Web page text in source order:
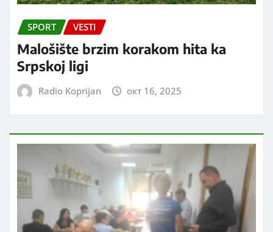
SPORT VESTI
Malošište brzim korakom hita ka
Srpskoj ligi
Radio Koprijan окт 16, 2025